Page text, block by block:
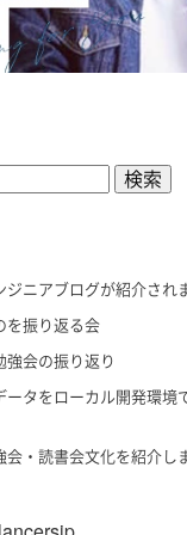
ジニアブログが紹介され
を振り返る会
強会の振り返り
ータをローカル開発環境
会・読書会文化を紹介し